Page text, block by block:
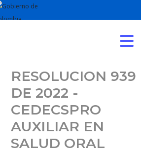
RESOLUCION 939
DE 2022 -
CEDECSPRO
AUXILIAR EN
SALUD ORAL